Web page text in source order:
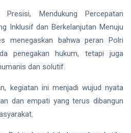
Mendukung Percepatan
Inklusif dan Berkelanjutan Menuju
menegaskan bahwa peran Polri
penegakan hukum, tetapi juga
dan solutif.
kegiatan ini menjadi wujud nyata
dan empati yang terus dibangun